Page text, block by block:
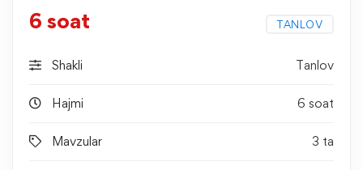
6 soat TANLOV
Shakli Tanlov
Hajmi 6 soat
Mavzular 3 ta